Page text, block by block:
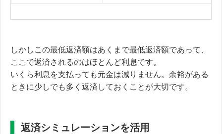
しかしこの最低返済額はあくまで最低返済額であって、
ここで返済されるのはほとんど利息です。
いくら利息を支払っても元金は減りません。余裕がある
ときに少しでも多く返済しておくことが大切です。
返済シミュレーションを活用